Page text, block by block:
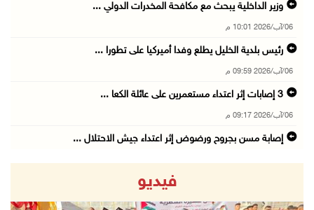
وزير الداخلية يبحث مع مكافحة المخدرات الدولي ...
06/آب/2026 10:01 م
رئيس بلدية الخليل يطلع وفدا أميركيا على تطورا ...
06/آب/2026 09:59 م
06/آب/2026 09:17 م
إصابة مسن بجروح ورضوض إثر اعتداء جيش الاحتلال ...
ورشة توصي بخطة عاجلة لاستعادة التعليم الوجاهي ...
06/آب/2026 09:08 م
فيديو